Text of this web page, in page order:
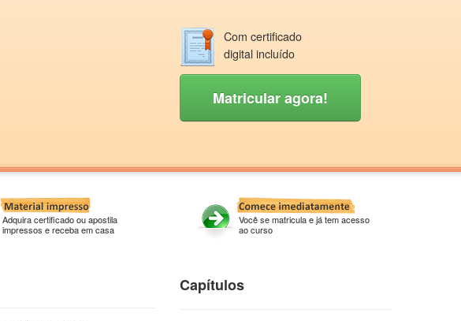
Com certificado
digital incluído
Matricular agora!
Adquira certificado ou apostila
impressos e receba em casa
Você se matricula e já tem acesso
ao curso
Capítulos